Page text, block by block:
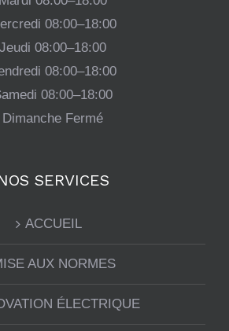
08:00–18:00
Jeudi 08:00–18:00
08:00–18:00
08:00–18:00
Dimanche Fermé
SERVICES
ACCUEIL
AUX NORMES
ÉLECTRIQUE